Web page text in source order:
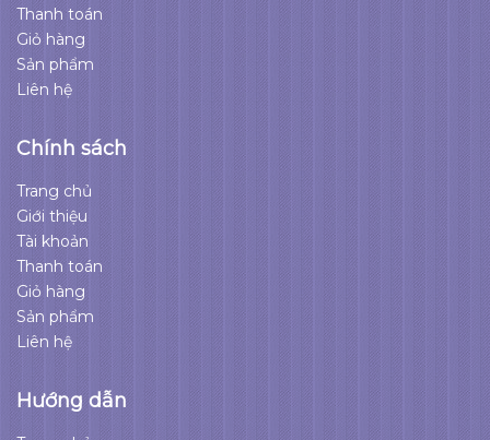
Thanh toán
Giỏ hàng
Sản phẩm
Liên hệ
Chính sách
Trang chủ
Giới thiệu
Tài khoản
Thanh toán
Giỏ hàng
Sản phẩm
Liên hệ
Hướng dẫn